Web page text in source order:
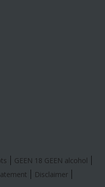
GEEN 18 GEEN alcohol
Disclaimer